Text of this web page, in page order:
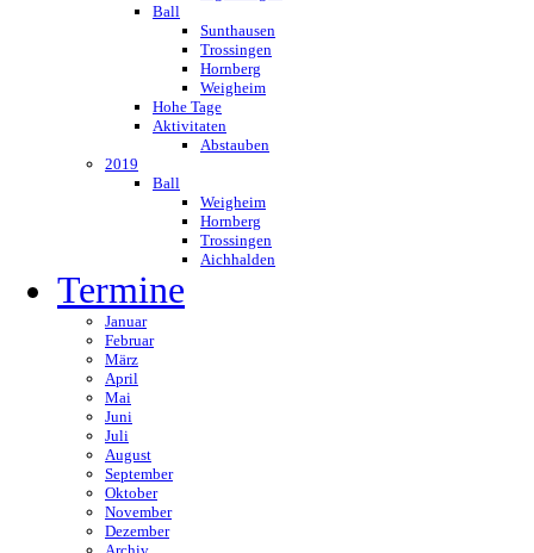
Ball
Sunthausen
Trossingen
Hornberg
Weigheim
Hohe Tage
Aktivitaten
Abstauben
2019
Ball
Weigheim
Hornberg
Trossingen
Aichhalden
Termine
Januar
Februar
März
April
Mai
Juni
Juli
August
September
Oktober
November
Dezember